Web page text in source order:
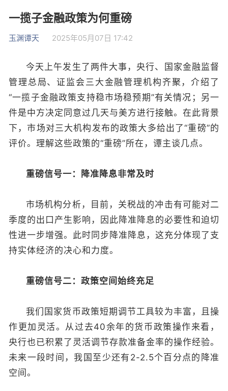
一揽子金融政策为何重磅
玉渊谭天 2025年05月07日 17:42
今天上午发生了两件大事，央行、国家金融监督
管理总局、证监会三大金融管理机构齐聚，介绍了
“一揽子金融政策支持稳市场稳预期”有关情况；另一
件是中方决定同意过几天与美方进行接触。在此背景
下，市场对三大机构发布的政策大多给出了“重磅”的
评价。理解这些政策的“重磅”所在，谭主谈几点。
重磅信号一：降准降息非常及时
市场机构分析，目前，关税战的冲击有可能对二
季度的出口产生影响，因此降准降息的必要性和迫切
性进一步增强。此时同步降准降息，这充分体现了支
持实体经济的决心和力度。
重磅信号二：政策空间始终充足
我们国家货币政策短期调节工具较为丰富，且操
作更加灵活。从过去40余年的货币政策操作来看，
央行也已积累了灵活调节存款准备金率的操作经验。
未来一段时间，我国至少还有2-2.5个百分点的降准
空间。